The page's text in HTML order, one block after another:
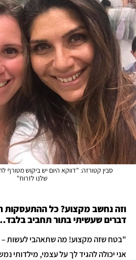
סבין קטורזה: "דווקא היום יש ביקוש מטורף
שלנו לזרוח"
וזה נחשב מקצוע? כל ההתעסקות
דברים שעשיתי בתור תחביב
"בטח שזה מקצוע! מה שתאהבי לעשות –
אני יכולה להגיד לך על עצמי, מילדותי